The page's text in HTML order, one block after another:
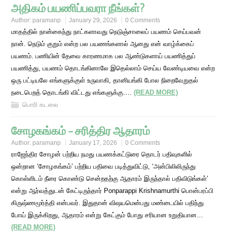
அதிகம் பயணிப்பவரா நீங்கள்?
Author: paramanp January 29, 2026 0 Comments
மாதத்தில் நான்கைந்து நாட்களாவது நெடுஞ்சாலைப் பயணம் செய்பவன்
நான். நெடும் குறும் என்ற பல பயணங்களால் ஆனது என் வாழ்க்கைப்
பயணம். பணியின் தேவை காரணமாக பல ஆண்டுகளாய் பயணித்துப்
பயணித்து, பயணம் தொடங்கினாலே இதெல்லாம் செய்ய வேண்டியவை என்ற
ஒரு பட்டியலே எங்களுக்குள் உருவாகி, தானியங்கி போல நிறைவேறுதல்
நடைபெறத் தொடங்கி விட்டது எங்களுக்கு….(READ MORE)
பொரி கடலை
சோழகங்கம் – சரித்திர ஆதாரம்
Author: paramanp January 17, 2026 0 Comments
ராஜேந்திர சோழன் பற்றிய நமது பயணக்கட்டுரை தொடர் பதிவுகளில்
ஒன்றான ‘சோழகங்கம்’ பற்றிய பதிவை படித்துவிட்டு, ‘அன்பிலிலிருந்து
கொள்ளிடம் நீரை கொண்டு சென்றதற்கு ஆதாரம் இருந்தால் பதிவிடுங்கள்’
என்று ஆர்வத்துடன் கேட்டிருந்தார் Ponparappi Krishnamurthi பொன்பரப்பி
கிருஷ்ணமூர்த்தி என்பவர். இதுதான் விஷயமென்பது மண்டையில் பதிந்து
போய் இருக்கிறது, ஆதாரம் என்று கேட்கும் போது சரியான உறுதியான…
(READ MORE)